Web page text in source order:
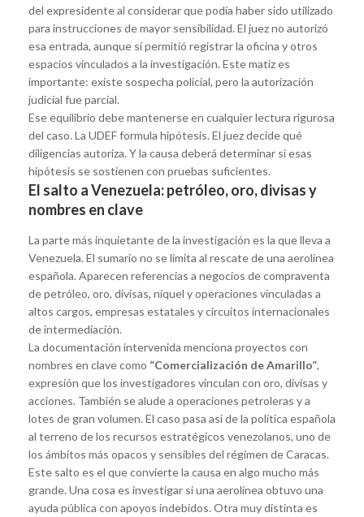
del expresidente al considerar que podía haber sido utilizado
para instrucciones de mayor sensibilidad. El juez no autorizó
esa entrada, aunque sí permitió registrar la oficina y otros
espacios vinculados a la investigación. Este matiz es
importante: existe sospecha policial, pero la autorización
judicial fue parcial.
Ese equilibrio debe mantenerse en cualquier lectura rigurosa
del caso. La UDEF formula hipótesis. El juez decide qué
diligencias autoriza. Y la causa deberá determinar si esas
hipótesis se sostienen con pruebas suficientes.
El salto a Venezuela: petróleo, oro, divisas y
nombres en clave
La parte más inquietante de la investigación es la que lleva a
Venezuela. El sumario no se limita al rescate de una aerolínea
española. Aparecen referencias a negocios de compraventa
de petróleo, oro, divisas, níquel y operaciones vinculadas a
altos cargos, empresas estatales y circuitos internacionales
de intermediación.
La documentación intervenida menciona proyectos con
nombres en clave como “Comercialización de Amarillo”,
expresión que los investigadores vinculan con oro, divisas y
acciones. También se alude a operaciones petroleras y a
lotes de gran volumen. El caso pasa así de la política española
al terreno de los recursos estratégicos venezolanos, uno de
los ámbitos más opacos y sensibles del régimen de Caracas.
Este salto es el que convierte la causa en algo mucho más
grande. Una cosa es investigar si una aerolínea obtuvo una
ayuda pública con apoyos indebidos. Otra muy distinta es